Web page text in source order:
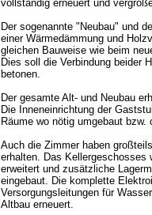
vollständig erneuert und
Der sogenannte "Neubau" und
einer Wärmedämmung und
gleichen Bauweise wie beim
Dies soll die Verbindung beider
betonen.
Der gesamte Alt- und Neubau
Die Inneneinrichtung der
Räume wo nötig umgebaut bzw.
Auch die Zimmer haben
erhalten. Das Kellergeschosses
erweitert und zusätzliche
eingebaut. Die komplette
Versorgungsleitungen für
Altbau erneuert.